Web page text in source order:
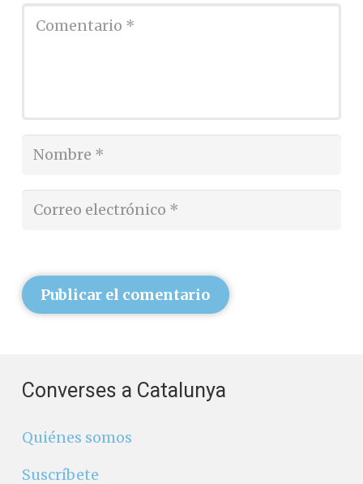
Publicar el comentario
Converses a Catalunya
Quiénes somos
Suscríbete